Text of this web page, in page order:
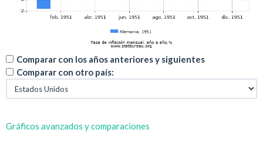
Comparar con los años anteriores y siguientes
Comparar con otro país:
Gráficos avanzados y comparaciones